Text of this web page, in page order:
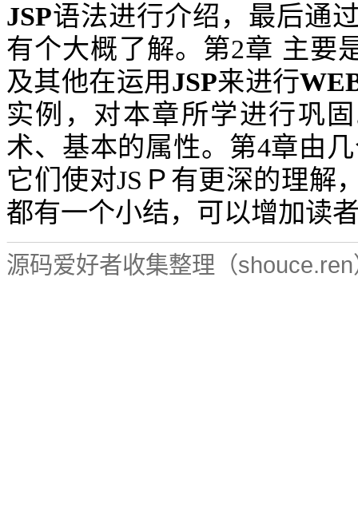
JSP语法进行介绍，最后通
有个大概了解。第2章 主要
及其他在运用 JSP来进行
实例，对本章所学进行巩
术、基本的属性。第4章由
它们使对JS Ｐ有更深的理解
都有一个小结，可以增加读
源码爱好者收集整理（